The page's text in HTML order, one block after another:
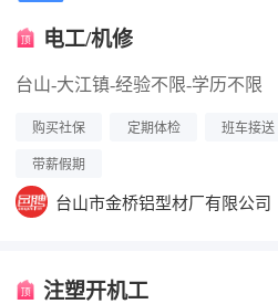
电工/机修
台山-大江镇-经验不限-学历不限
购买社保 定期体检 班车接送
带薪假期
台山市金桥铝型材厂有限公司
注塑开机工